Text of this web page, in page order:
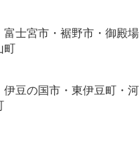
富士宮市・裾野市・御殿場
町
豆の国市・東伊豆町・河